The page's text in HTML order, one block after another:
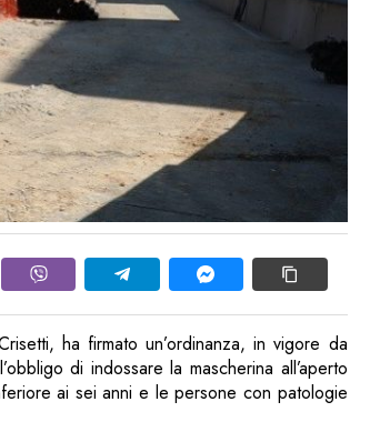
ha firmato un’ordinanza, in vigore da
di indossare la mascherina all’aperto
ai sei anni e le persone con patologie